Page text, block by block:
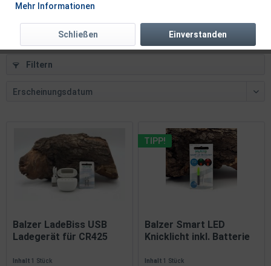
Filtern
Balzer LadeBiss USB
Ladegerät für CR425
Inhalt1 Stück
TIPP!
Balzer Smart LED
Knicklicht inkl. Batterie
Inhalt1 Stück
Mehr Informationen
Einverstanden
Schließen